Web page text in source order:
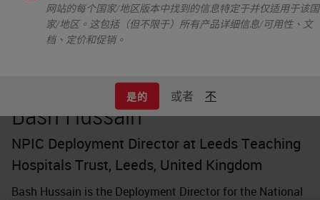
网站的每个国家/地区版本中找到的信息特定于并仅适用于该国
家/地区。这包括（但不限于）所有产品详细信息/可用性、文
档、定价和促销。
是的 或者 不
Bash Hussain
NPIC Deployment Director at Leeds Teaching
Hospitals Trust, Leeds, United Kingdom
Bash Hussain is the Deployment Director for the National